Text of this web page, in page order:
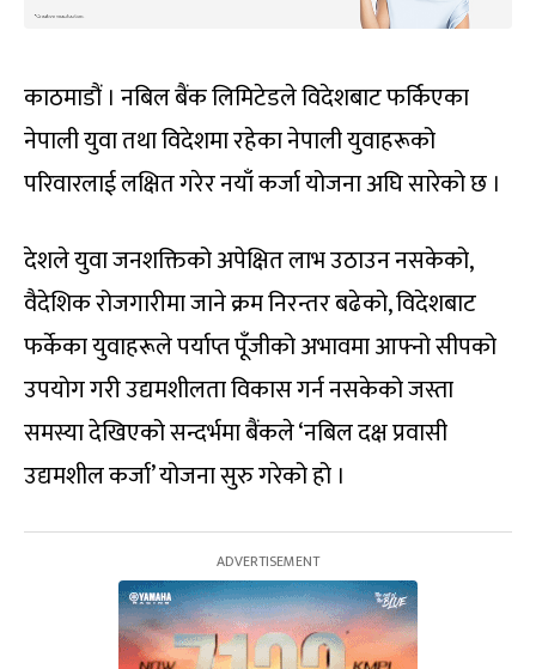
काठमाडौं । नबिल बैंक लिमिटेडले विदेशबाट फर्किएका
नेपाली युवा तथा विदेशमा रहेका नेपाली युवाहरूको
परिवारलाई लक्षित गरेर नयाँ कर्जा योजना अघि सारेको छ ।
देशले युवा जनशक्तिको अपेक्षित लाभ उठाउन नसकेको,
वैदेशिक रोजगारीमा जाने क्रम निरन्तर बढेको, विदेशबाट
फर्केका युवाहरूले पर्याप्त पूँजीको अभावमा आफ्नो सीपको
उपयोग गरी उद्यमशीलता विकास गर्न नसकेको जस्ता
समस्या देखिएको सन्दर्भमा बैंकले ‘नबिल दक्ष प्रवासी
उद्यमशील कर्जा’ योजना सुरु गरेको हो ।